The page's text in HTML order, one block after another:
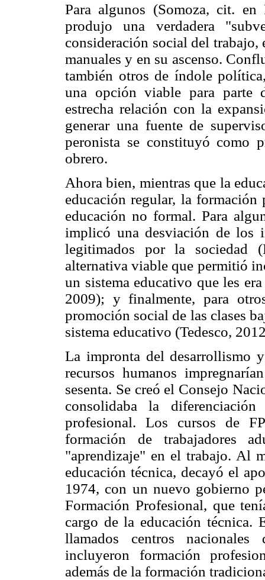
Para algunos (Somoza, cit.
produjo una verdadera
consideración social del
manuales y en su ascenso.
también otros de índole
una opción viable para parte
estrecha relación con la
generar una fuente de
peronista se constituyó como
obrero.
Ahora bien, mientras que la
educación regular, la
educación no formal. Para
implicó una desviación de los
legitimados por la sociedad
alternativa viable que permitió
un sistema educativo que les
2009); y finalmente, para
promoción social de las clases
sistema educativo (Tedesco,
La impronta del desarrollismo
recursos humanos
sesenta. Se creó el Consejo
consolidaba la
profesional. Los cursos de
formación de trabajadores
"aprendizaje" en el trabajo. Al
educación técnica, decayó el
1974, con un nuevo gobierno
Formación Profesional, que
cargo de la educación técnica.
llamados centros
incluyeron formación
además de la formación